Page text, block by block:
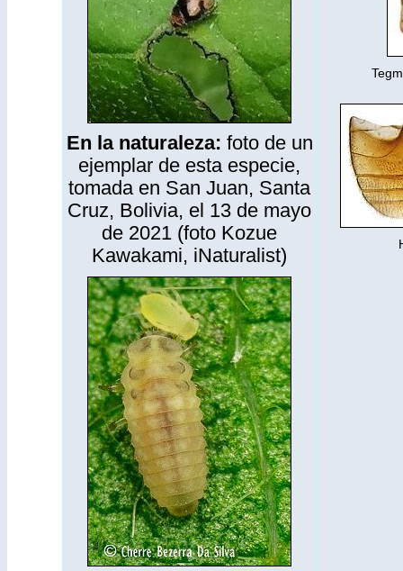
En la naturaleza: foto de un
ejemplar de esta especie,
tomada en San Juan, Santa
Cruz, Bolivia, el 13 de mayo
de 2021 (foto Kozue
Kawakami, iNaturalist)